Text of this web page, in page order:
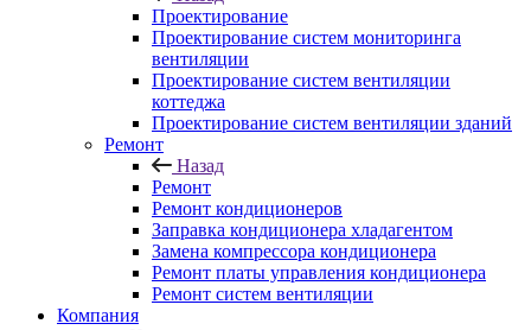
Проектирование
Проектирование систем мониторинга
вентиляции
Проектирование систем вентиляции
коттеджа
Проектирование систем вентиляции зданий
Ремонт
Назад
Ремонт
Ремонт кондиционеров
Заправка кондиционера хладагентом
Замена компрессора кондиционера
Ремонт платы управления кондиционера
Ремонт систем вентиляции
Компания